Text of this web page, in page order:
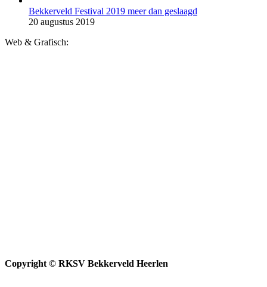
Bekkerveld Festival 2019 meer dan geslaagd
20 augustus 2019
Web & Grafisch:
Copyright © RKSV Bekkerveld Heerlen